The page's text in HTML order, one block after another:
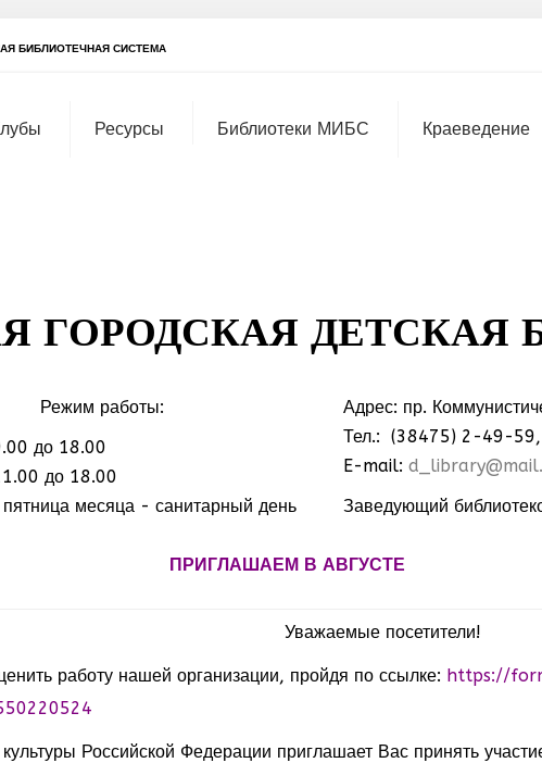
БИБЛИОТЕЧНАЯ СИСТЕМА
Ресурсы Библиотеки МИБС Краеведение
ГОРОДСКАЯ ДЕТСКАЯ
Режим работы:
до 18.00
до 18.00
месяца - санитарный день
Адрес: пр.
Тел.: (38475) 2-49-
E-mail:
Заведующий
ПРИГЛАШАЕМ В АВГУСТЕ
Уважаемые посетители!
работу нашей организации, пройдя по ссылке: https://
Российской Федерации приглашает Вас принять